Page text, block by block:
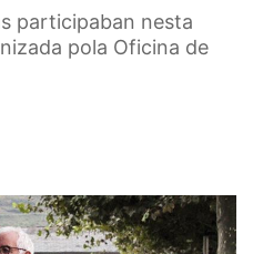
participaban nesta
pola Oficina de